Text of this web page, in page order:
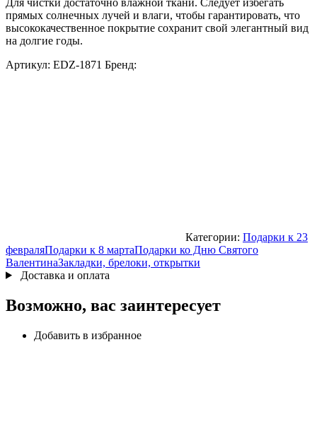
прямых солнечных лучей и влаги, чтобы гарантировать, что
высококачественное покрытие сохранит свой элегантный вид
на долгие годы.
Артикул: EDZ-1871 Бренд:
Категории: Подарки к 23
февраляПодарки к 8 мартаПодарки ко Дню Святого
ВалентинаЗакладки, брелоки, открытки
Доставка и оплата
Возможно, вас заинтересует
Добавить в избранное